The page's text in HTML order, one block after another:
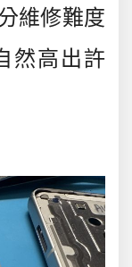
維修難度
然高出許